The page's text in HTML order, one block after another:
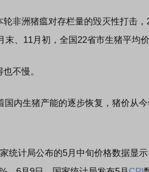
洲猪瘟对存栏量的毁灭性打击，
末、11月初，全国22省市生猪平均
不慢。
内生猪产能的逐步恢复，猪价从今
计局公布的5月中旬价格数据显示